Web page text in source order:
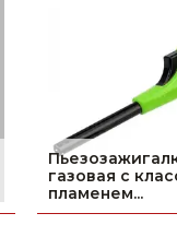
Чашечные
Чашечные поилки
газовая с
пламенем...